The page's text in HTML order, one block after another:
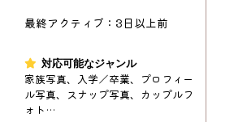
最終アクティブ：3日以上前
対応可能なジャンル
家族写真、入学／卒業、プロフィー
ル写真、スナップ写真、カップルフ
ォト…